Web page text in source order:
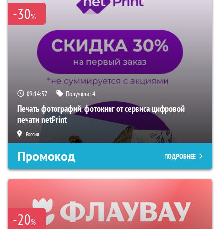
-30%
09:14:56 Получили:4
Печать фотографий, фотокниг от сервиса цифровой
печати netPrint
Россия
Промокод ПОДРОБНЕЕ
-20%